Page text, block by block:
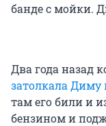
банде с мойки.
Два года назад
затолкала Диму
там его били и
бензином и